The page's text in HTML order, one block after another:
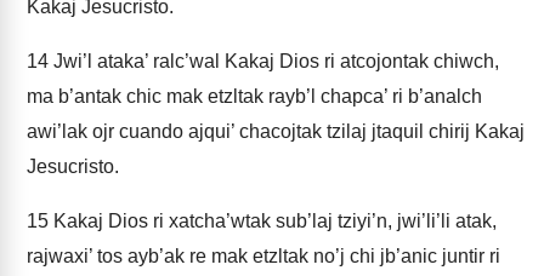
Kakaj Jesucristo.
14 Jwi’l ataka’ ralc’wal Kakaj Dios ri atcojontak chiwch,
ma b’antak chic mak etzltak rayb’l chapca’ ri b’analch
awi’lak ojr cuando ajqui’ chacojtak tzilaj jtaquil chirij Kakaj
Jesucristo.
15 Kakaj Dios ri xatcha’wtak sub’laj tziyi’n, jwi’li’li atak,
rajwaxi’ tos ayb’ak re mak etzltak no’j chi jb’anic juntir ri